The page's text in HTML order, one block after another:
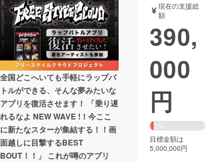
テクノロジー・ガジェット
映像・映画 書籍・雑誌
ビジネス・起業 チャレンジ
まちづくり・地域活性化
CAMPFIRE for Social Good
CAMPFIRE Creation
CAMPFIREふるさと納税
コミュニティ
全国どこへいても手軽にラップバ
トルができる、そんな夢みたいな
アプリを復活させます！ 「乗り遅
れるなよ NEW WAVE !！今ここ
に新たなスターが集結する！！画
面越しに目撃するBEST
BOUT！！」 これが噂のアプリ
現在の支援総
額
390,
000
円
7%
目標金額は
5,000,000円